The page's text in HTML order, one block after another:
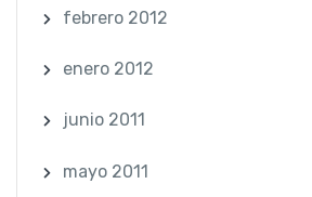
febrero 2012
enero 2012
junio 2011
mayo 2011